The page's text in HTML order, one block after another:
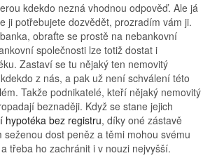
kdekdo nezná vhodnou odpověď. Ale já
ji potřebujete dozvědět, prozradím vám ji.
obraťte se prostě na nebankovní
společnosti lze totiž dostat i
Zastaví se tu nějaký ten nemovitý
z nás, a pak už není schválení této
Takže podnikatelé, kteří nějaký nemovitý
beznaději. Když se stane jejich
hypotéka bez registru, díky oné zástavě
dost peněz a těmi mohou svému
třeba ho zachránit i v nouzi nejvyšší.